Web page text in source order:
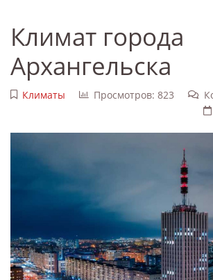
Климат города
Архангельска
Климаты Просмотров: 823